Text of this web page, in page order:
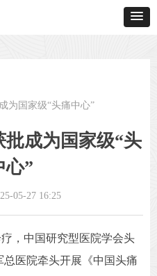
为国家级“头痛中心”
成为国家级“头
心”
05-27 16:25
，中国研究型医院学会头
医院牵头开展《中国头痛